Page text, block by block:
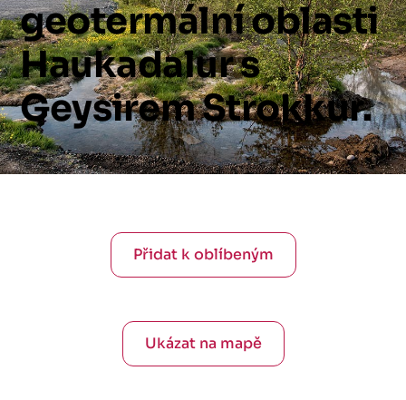
geotermálníoblasti
Haukadalurs
GeysiremStrokkur.
Přidat k oblíbeným
Ukázat na mapě